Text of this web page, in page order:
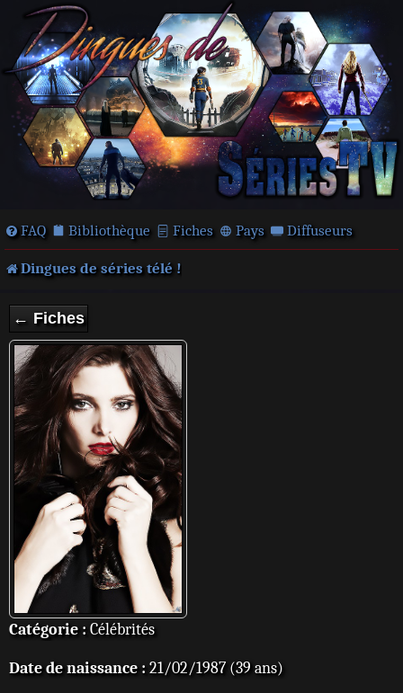
FAQ Bibliothèque Fiches Pays Diffuseurs
Dingues de séries télé !
← Fiches
Catégorie : Célébrités
Date de naissance : 21/02/1987 (39 ans)